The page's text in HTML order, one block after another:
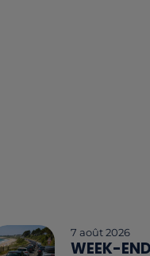
7 août 2026
WEEK-END